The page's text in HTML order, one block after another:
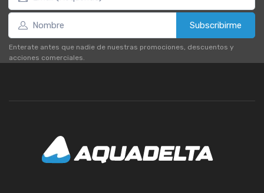
Subscribirme
Enterate antes que nadie de nuestras promociones, descuentos y
acciones comerciales.